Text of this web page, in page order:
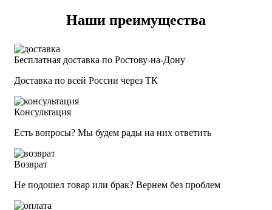
Наши преимущества
Бесплатная доставка по Ростову-на-Дону
Доставка по всей России через ТК
Консультация
Есть вопросы? Мы будем рады на них ответить
Возврат
Не подошел товар или брак? Вернем без проблем